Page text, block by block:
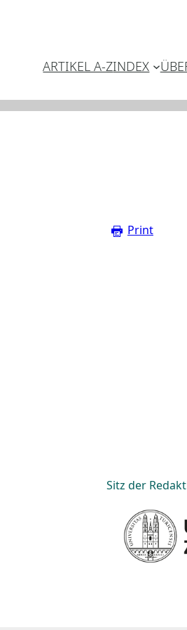
ARTIKEL A-ZINDEX
Print
Sitz der